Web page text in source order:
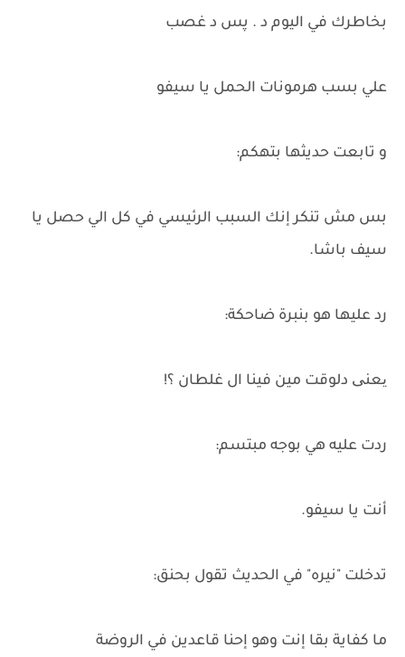
بخاطرك في اليوم د . پس د غصب
علي بسب هرمونات الحمل يا سيفو
و تابعت حديثها بتهكم:
بس مش تنكر إنك السبب الرئيسي في كل الي حصل يا
سيف باشا.
رد عليها هو بنبرة ضاحكة:
یعنی دلوقت مين فينا ال غلطان ؟!
ردت عليه هي بوجه مبتسم:
أنت يا سيفو.
تدخلت "نيره" في الحديث تقول بحنق:
ما كفاية بقا إنت وهو إحنا قاعدين في الروضة